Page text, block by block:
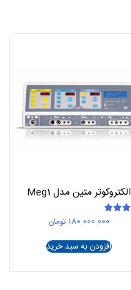
الکتروکوتر متین مدل Meg1
180.000.000 تومان
افزودن به سبد خرید